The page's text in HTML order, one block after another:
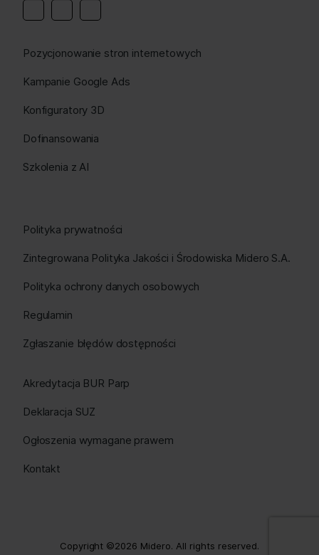
Pozycjonowanie stron internetowych
Kampanie Google Ads
Konfiguratory 3D
Dofinansowania
Szkolenia z AI
Polityka prywatności
Zintegrowana Polityka Jakości i Środowiska Midero S.A.
Polityka ochrony danych osobowych
Regulamin
Zgłaszanie błędów dostępności
Akredytacja BUR Parp
Deklaracja SUZ
Ogłoszenia wymagane prawem
Kontakt
Copyright ©2026 Midero. All rights reserved.